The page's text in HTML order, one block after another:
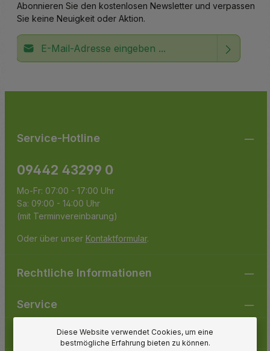
Abonnieren Sie den kostenlosen Newsletter und verpassen
Sie keine Neuigkeit oder Aktion.
E-Mail-Adresse*
Service-Hotline
09442 43299 0
Mo-Fr: 07:00 - 17:00 Uhr
Sa: 09:00 - 14:00 Uhr
(mit Terminvereinbarung)
Oder über unser Kontaktformular.
Rechtliche Informationen
Service
GartenpiratDiese Website verwendet Cookies, um eine
bestmögliche Erfahrung bieten zu können.